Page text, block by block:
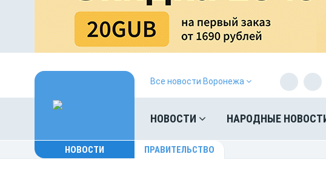
Все новости Воронежа
НОВОСТИ НАРОДНЫЕ
НОВОСТИ ПРАВИТЕЛЬСТВО